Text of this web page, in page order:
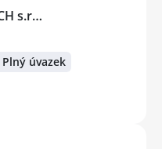
s.r…
Plný úvazek